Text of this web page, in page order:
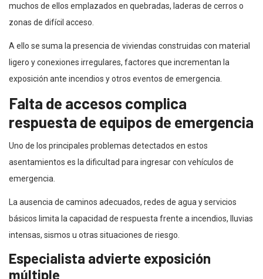
muchos de ellos emplazados en quebradas, laderas de cerros o
zonas de difícil acceso.
A ello se suma la presencia de viviendas construidas con material
ligero y conexiones irregulares, factores que incrementan la
exposición ante incendios y otros eventos de emergencia.
Falta de accesos complica
respuesta de equipos de emergencia
Uno de los principales problemas detectados en estos
asentamientos es la dificultad para ingresar con vehículos de
emergencia.
La ausencia de caminos adecuados, redes de agua y servicios
básicos limita la capacidad de respuesta frente a incendios, lluvias
intensas, sismos u otras situaciones de riesgo.
Especialista advierte exposición
múltiple